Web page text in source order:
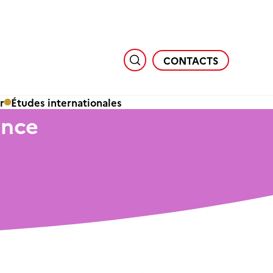
CONTACTS
Études internationales